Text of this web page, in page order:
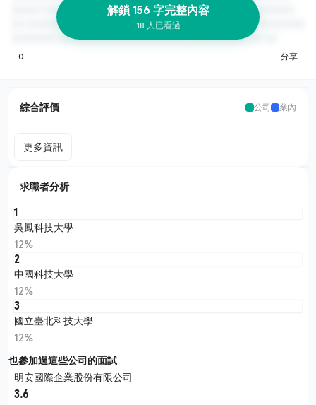
解鎖 156 字完整內容
18 人已看過
0 分享
綜合評價 公司 業內
更多資訊
求職者分析
1
吳鳳科技大學
12%
2
中國科技大學
12%
3
國立臺北科技大學
12%
也參加過這些公司的面試
明安國際企業股份有限公司
3.6